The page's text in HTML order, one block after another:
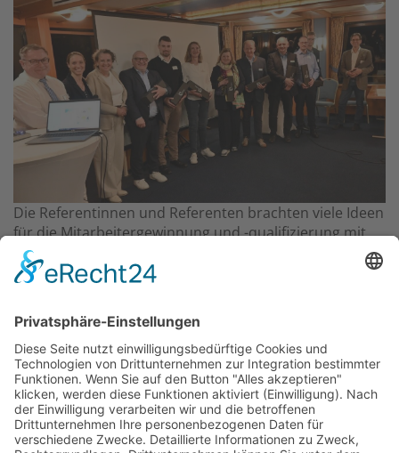
Die Referentinnen und Referenten brachten viele Ideen
für die Mitarbeitergewinnung und -qualifizierung mit
an Bord. Bild: © Rheingau Echo
Das Projekt zur Implementierung der Einheitlichen
Ansprechstellen für Arbeitgeber gemäß § 185a SGB IX in
Hessen wird gefördert aus Mitteln des LWV Hessen
Integrationsamtes. Das Projekt wird unter Einbindung
des Hessischen Ministeriums für Arbeit, Integration,
Jugend und Soziales von der Forschungsstelle des
Bildungswerks der Hessischen Wirtschaft e. V.
durchgeführt.